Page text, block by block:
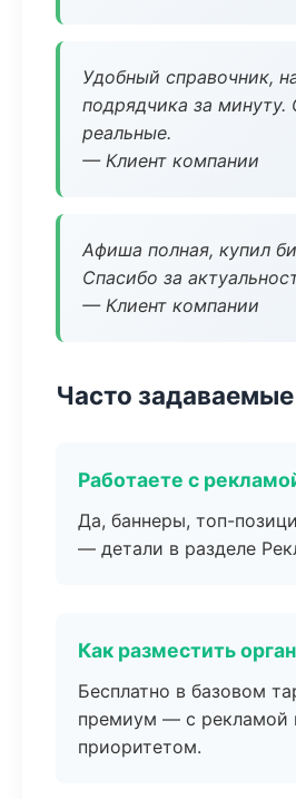
Удобный справочник,
подрядчика за
реальные.
— Клиент компании
Афиша полная, купил
Спасибо за
— Клиент компании
Часто
Работаете с
Да, баннеры, топ-
— детали в разделе
Как разместить
Бесплатно в базовом
премиум — с рекламой
приоритетом.